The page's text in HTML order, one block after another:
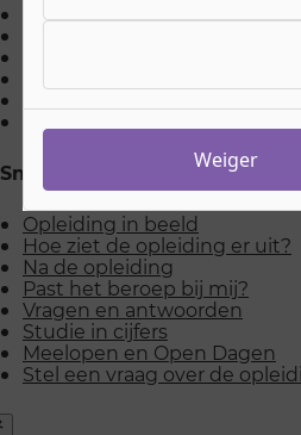
Weiger
Na de opleiding
Snel naar
Opleiding in beeld
Hoe ziet de opleiding er uit?
Na de opleiding
Past het beroep bij mij?
Vragen en antwoorden
Studie in cijfers
Meelopen en Open Dagen
Stel een vraag over de